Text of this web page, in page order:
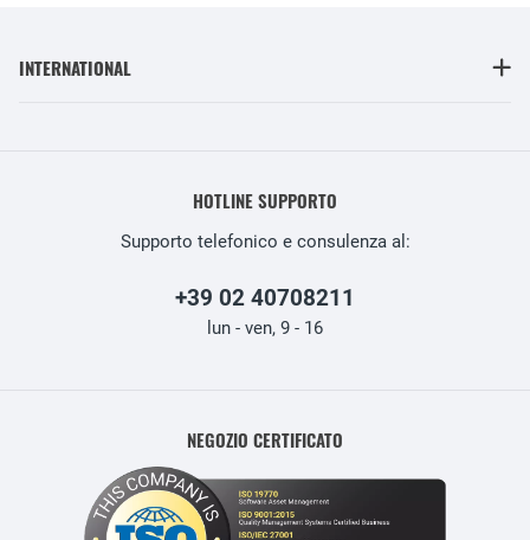
INTERNATIONAL
HOTLINE SUPPORTO
Supporto telefonico e consulenza al:
+39 02 40708211
lun - ven, 9 - 16
NEGOZIO CERTIFICATO